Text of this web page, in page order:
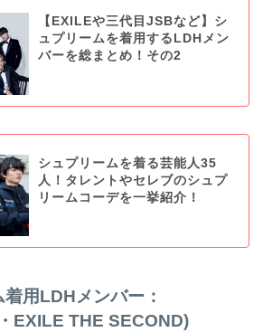
【EXILEや三代目JSBなど】シ
ュプリームを着用するLDHメン
バーを総まとめ！その2
シュプリームを着る芸能人35
人！タレントやセレブのシュプ
リームコーデを一挙紹介！
着用LDHメンバー：
EXILE THE SECOND)